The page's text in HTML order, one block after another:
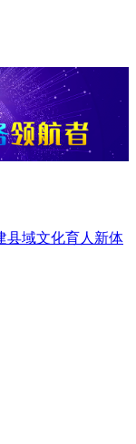
县域文化育人新体